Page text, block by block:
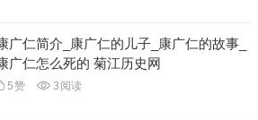
广仁简介_康广仁的儿子_康广仁的故事_
广仁怎么死的 菊江历史网
5赞 3 阅读